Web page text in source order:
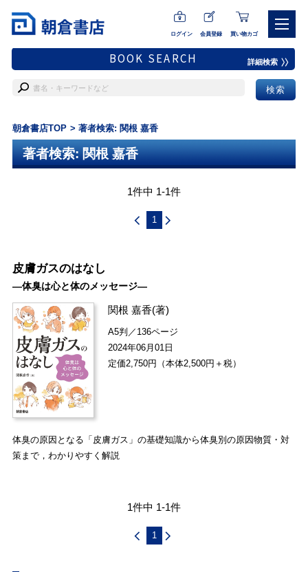
ログイン 会員登録 買い物カゴ
BOOK SEARCH 詳細検索
朝倉書店TOP 著者検索: 関根 嘉香
著者検索: 関根 嘉香
1件中 1-1件
1
皮膚ガスのはなし
―体臭は心と体のメッセージ―
関根 嘉香(著)
A5判／136ページ
2024年06月01日
定価2,750円（本体2,500円＋税）
体臭の原因となる「皮膚ガス」の基礎知識から体臭別の原因物質・対
策まで，わかりやすく解説
1件中 1-1件
1